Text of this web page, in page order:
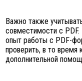
Важно также
совместимости с
опыт работы с PDF-
проверить, в то время
дополнительной